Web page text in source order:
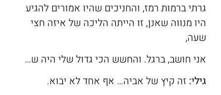
גרתי ברמות רמז, והחניכים שהיו אמורים להגיע
היו מנווה שאנן, זו הייתה הליכה של איזה חצי
שעה,
אני חושב, ברגל. והחשש הכי גדול שלי היה ש…
גילי: זה קיץ של אביה… אף אחד לא יבוא.